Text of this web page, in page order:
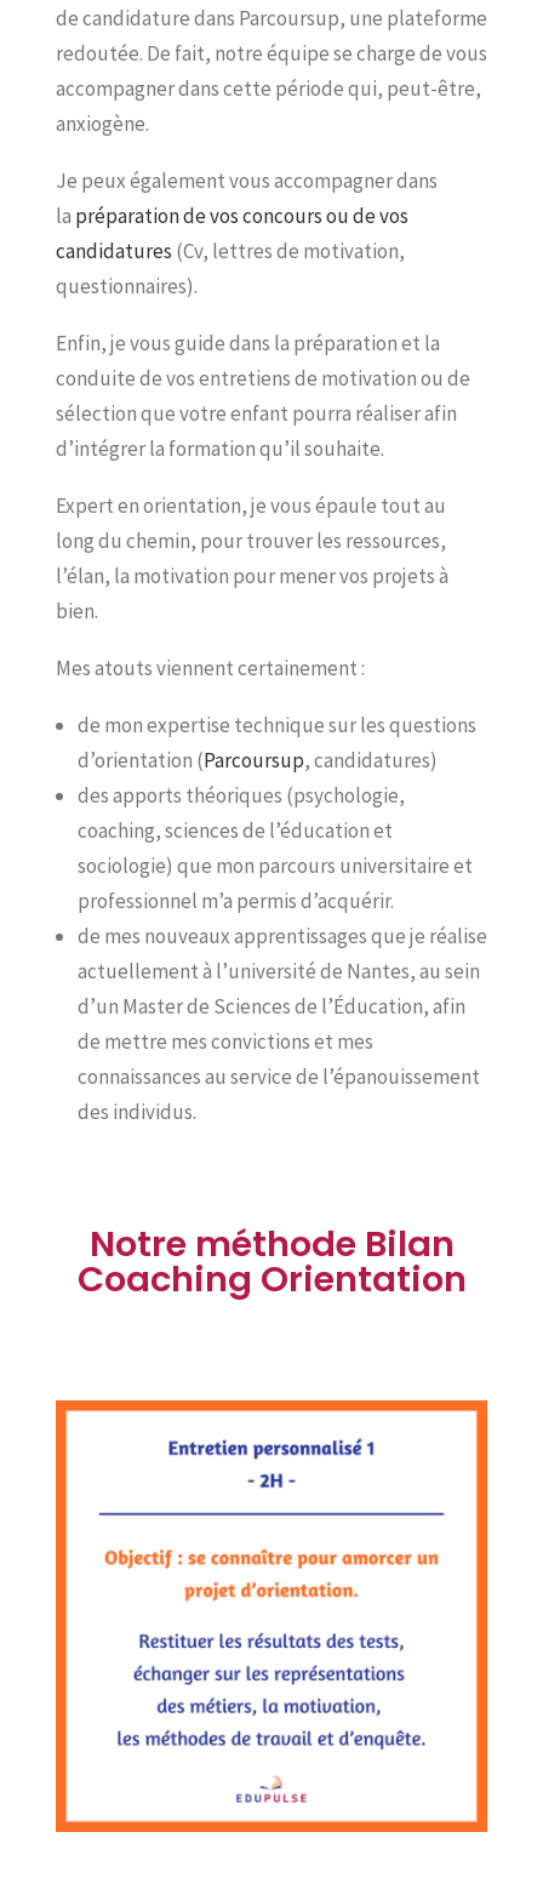
de candidature dans Parcoursup, une plateforme
redoutée. De fait, notre équipe se charge de vous
accompagner dans cette période qui, peut-être,
anxiogène.
Je peux également vous accompagner dans
la préparation de vos concours ou de vos
candidatures (Cv, lettres de motivation,
questionnaires).
Enfin, je vous guide dans la préparation et la
conduite de vos entretiens de motivation ou de
sélection que votre enfant pourra réaliser afin
d’intégrer la formation qu’il souhaite.
Expert en orientation, je vous épaule tout au
long du chemin, pour trouver les ressources,
l’élan, la motivation pour mener vos projets à
bien.
Mes atouts viennent certainement :
de mon expertise technique sur les questions
d’orientation (Parcoursup, candidatures)
des apports théoriques (psychologie,
coaching, sciences de l’éducation et
sociologie) que mon parcours universitaire et
professionnel m’a permis d’acquérir.
de mes nouveaux apprentissages que je réalise
actuellement à l’université de Nantes, au sein
d’un Master de Sciences de l’Éducation, afin
de mettre mes convictions et mes
connaissances au service de l’épanouissement
des individus.
Notre méthode Bilan
Coaching Orientation